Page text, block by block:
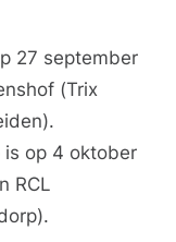
27 september
(Trix
is op 4 oktober
RCL